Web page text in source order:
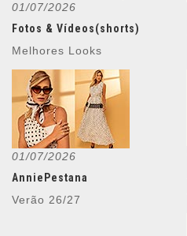
01/07/2026
Fotos & Vídeos(shorts)
Melhores Looks
01/07/2026
AnniePestana
Verão 26/27